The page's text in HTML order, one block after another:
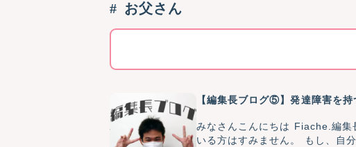
お父さん
【編集長ブログ⑤】発達障害を持
みなさんこんにちは Fiache.編集長(40歳♂)です。 今回はちょっと真面目なお話です。
いる方はす